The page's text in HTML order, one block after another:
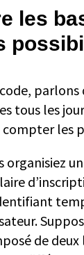
les
parlons
tous les
les
organisiez
de